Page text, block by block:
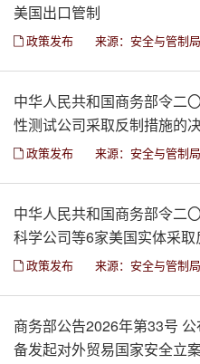
美国出口管制
政策发布 来源：安全与管制局
中华人民共和国商务部令二
性测试公司采取反制措施的
政策发布 来源：安全与管制局
中华人民共和国商务部令二
科学公司等6家美国实体采
政策发布 来源：安全与管制局
商务部公告2026年第33号
备发起对外贸易国家安全立